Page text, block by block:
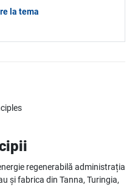
la tema
regenerabilă administrația
și fabrica din Tanna, Turingia,